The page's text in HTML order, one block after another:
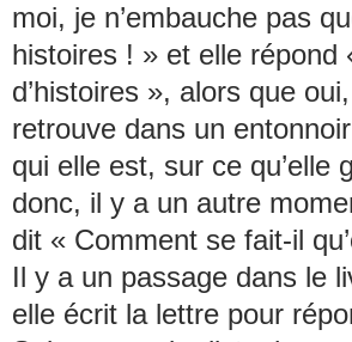
moi, je n’embauche pas
histoires ! » et elle répond
d’histoires », alors que
retrouve dans un
qui elle est, sur ce qu’elle
donc, il y a un autre
dit « Comment se fait-il
Il y a un passage dans le
elle écrit la lettre pour